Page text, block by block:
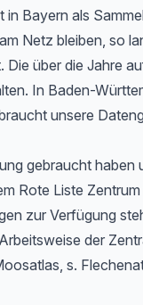
Bayern als
Netz bleiben, so
über die Jahre
In Baden-
unsere
gebraucht
Rote Liste
zur Verfügung
der
s.